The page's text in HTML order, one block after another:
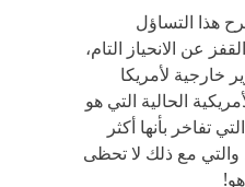
هذا التساؤل
عن الانحياز التام،
لأمريكا
الحالية التي هو
تفاخر بأنها أكثر
والتي مع ذلك لا تحظى